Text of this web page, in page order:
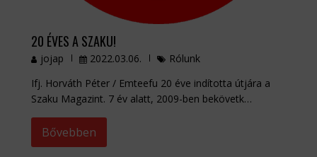
20 ÉVES A SZAKU!
jojap 2022.03.06.
Rólunk
Ifj. Horváth Péter / Emteefu 20 éve indította útjára a
Szaku Magazint. 7 év alatt, 2009-ben bekövetk…
Bővebben